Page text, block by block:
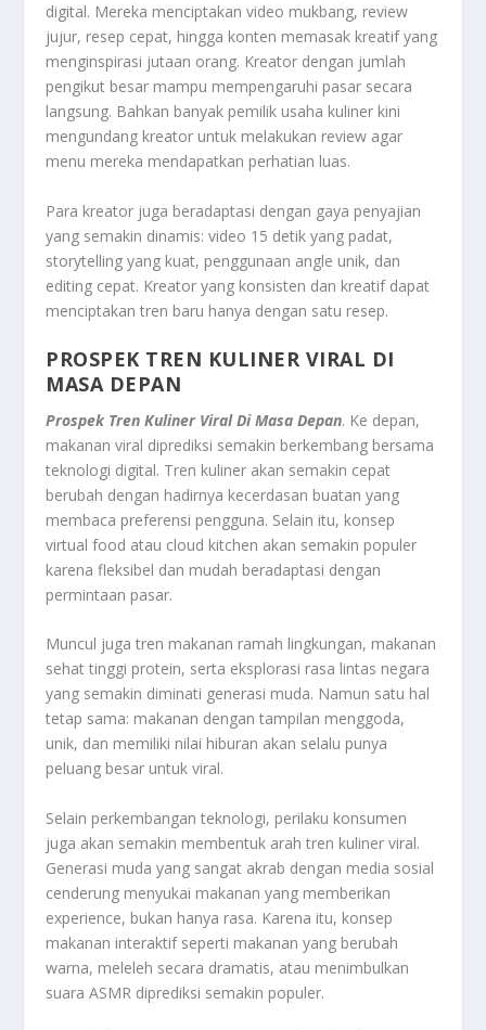
digital. Mereka menciptakan video mukbang, review
jujur, resep cepat, hingga konten memasak kreatif yang
menginspirasi jutaan orang. Kreator dengan jumlah
pengikut besar mampu mempengaruhi pasar secara
langsung. Bahkan banyak pemilik usaha kuliner kini
mengundang kreator untuk melakukan review agar
menu mereka mendapatkan perhatian luas.
Para kreator juga beradaptasi dengan gaya penyajian
yang semakin dinamis: video 15 detik yang padat,
storytelling yang kuat, penggunaan angle unik, dan
editing cepat. Kreator yang konsisten dan kreatif dapat
menciptakan tren baru hanya dengan satu resep.
PROSPEK TREN KULINER VIRAL DI
MASA DEPAN
Prospek Tren Kuliner Viral Di Masa Depan. Ke depan,
makanan viral diprediksi semakin berkembang bersama
teknologi digital. Tren kuliner akan semakin cepat
berubah dengan hadirnya kecerdasan buatan yang
membaca preferensi pengguna. Selain itu, konsep
virtual food atau cloud kitchen akan semakin populer
karena fleksibel dan mudah beradaptasi dengan
permintaan pasar.
Muncul juga tren makanan ramah lingkungan, makanan
sehat tinggi protein, serta eksplorasi rasa lintas negara
yang semakin diminati generasi muda. Namun satu hal
tetap sama: makanan dengan tampilan menggoda,
unik, dan memiliki nilai hiburan akan selalu punya
peluang besar untuk viral.
Selain perkembangan teknologi, perilaku konsumen
juga akan semakin membentuk arah tren kuliner viral.
Generasi muda yang sangat akrab dengan media sosial
cenderung menyukai makanan yang memberikan
experience, bukan hanya rasa. Karena itu, konsep
makanan interaktif seperti makanan yang berubah
warna, meleleh secara dramatis, atau menimbulkan
suara ASMR diprediksi semakin populer.